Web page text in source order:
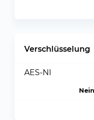
Verschlüsselung
AES-NI
Nein